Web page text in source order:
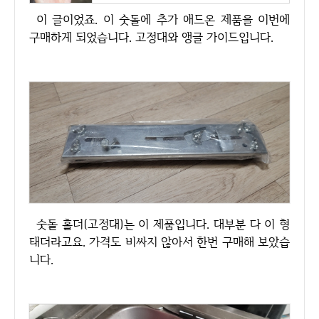
이 글이었죠. 이 숫돌에 추가 애드온 제품을 이번에
구매하게 되었습니다. 고정대와 앵글 가이드입니다.
숫돌 홀더(고정대)는 이 제품입니다. 대부분 다 이 형
태더라고요. 가격도 비싸지 않아서 한번 구매해 보았습
니다.